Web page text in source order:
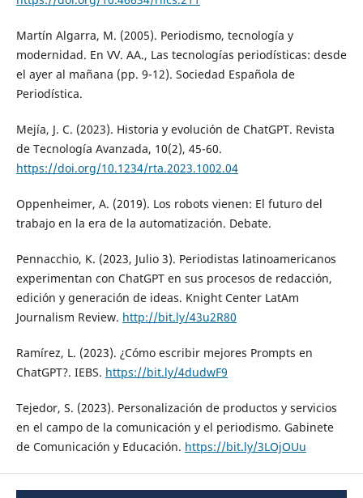
Martín Algarra, M. (2005). Periodismo, tecnología y
modernidad. En VV. AA., Las tecnologías periodísticas: desde
el ayer al mañana (pp. 9-12). Sociedad Española de
Periodística.
Mejía, J. C. (2023). Historia y evolución de ChatGPT. Revista
de Tecnología Avanzada, 10(2), 45-60.
https://doi.org/10.1234/rta.2023.1002.04
Oppenheimer, A. (2019). Los robots vienen: El futuro del
trabajo en la era de la automatización. Debate.
Pennacchio, K. (2023, Julio 3). Periodistas latinoamericanos
experimentan con ChatGPT en sus procesos de redacción,
edición y generación de ideas. Knight Center LatAm
Journalism Review. http://bit.ly/43u2R80
Ramírez, L. (2023). ¿Cómo escribir mejores Prompts en
ChatGPT?. IEBS. https://bit.ly/4dudwF9
Tejedor, S. (2023). Personalización de productos y servicios
en el campo de la comunicación y el periodismo. Gabinete
de Comunicación y Educación. https://bit.ly/3LOjOUu